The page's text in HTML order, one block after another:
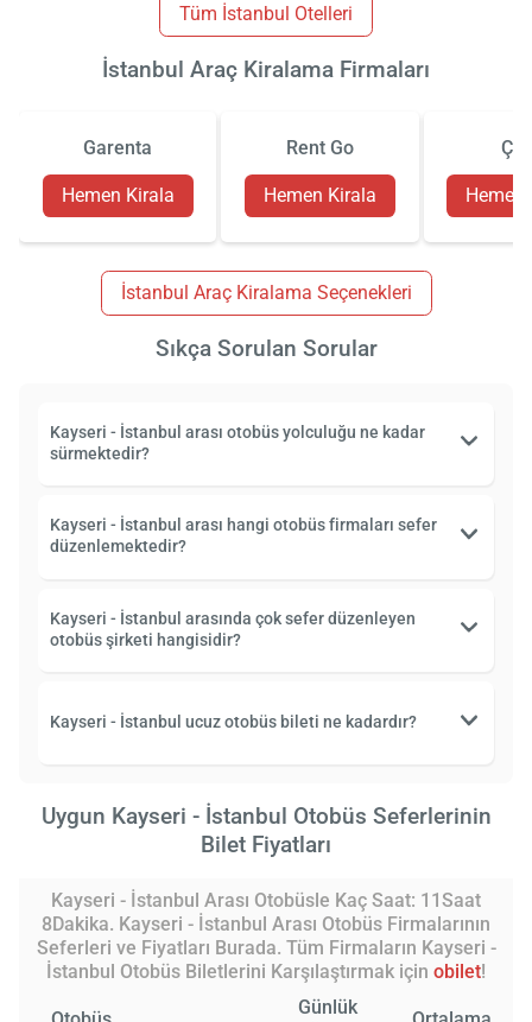
Tüm İstanbul Otelleri
İstanbul Araç Kiralama Firmaları
Garenta
Hemen Kirala
Rent Go
Hemen Kirala Hemen
İstanbul Araç Kiralama Seçenekleri
Sıkça Sorulan Sorular
Kayseri - İstanbul arası otobüs yolculuğu ne kadar
sürmektedir?
Kayseri - İstanbul arası hangi otobüs firmaları sefer
düzenlemektedir?
Kayseri - İstanbul arasında çok sefer düzenleyen
otobüs şirketi hangisidir?
Kayseri - İstanbul ucuz otobüs bileti ne kadardır?
Uygun Kayseri - İstanbul Otobüs Seferlerinin
Bilet Fiyatları
Kayseri - İstanbul Arası Otobüsle Kaç Saat: 11Saat
8Dakika. Kayseri - İstanbul Arası Otobüs Firmalarının
Seferleri ve Fiyatları Burada. Tüm Firmaların Kayseri -
İstanbul Otobüs Biletlerini Karşılaştırmak için obilet!
Günlük